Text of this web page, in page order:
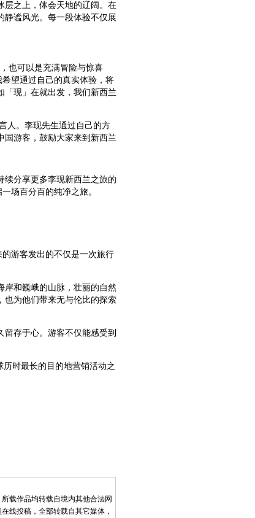
层之上，体会天地的辽阔。在
静谧风光。每一段体验不仅展
也可以是充满冒险与惊喜
望通过自己的真实体验，将
「现」在就出发，我们新西兰
人。李现先生通过自己的方
国游客，鼓励大家来到新西兰
续分享更多李现新西兰之旅的
场百分百的纯净之旅。
游客发出的不仅是一次旅行
岸和巍峨的山脉，壮丽的自然
也为他们带来无与伦比的探索
存于心。游客不仅能感受到
时最长的目的地营销活动之
所载作品均转载自境内其他合法网
线投稿，全部转载自其它媒体，